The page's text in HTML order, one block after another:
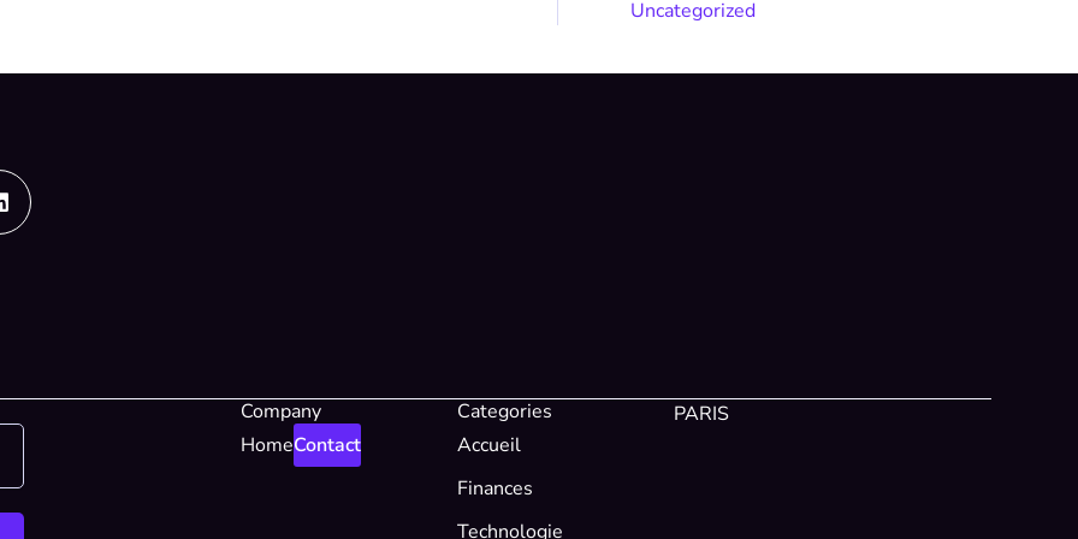
Uncategorized
Company
HomeContact
Categories
Accueil
Finances
Technologie
PARIS